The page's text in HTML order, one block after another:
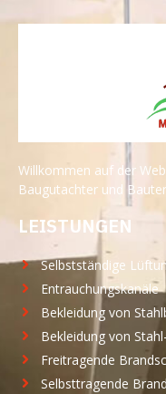
Willkommen auf der
Baugutachter und
LEISTUNGEN
Selbstständige
Entrauchungskanäle
Bekleidung von
Bekleidung von
Freitragende
Selbsttragende